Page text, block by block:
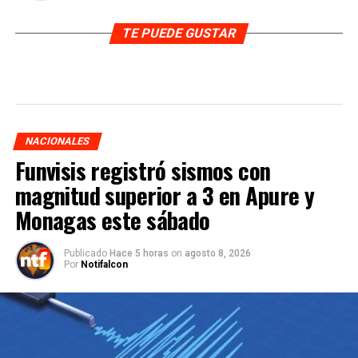
TE PUEDE GUSTAR
NACIONALES
Funvisis registró sismos con
magnitud superior a 3 en Apure y
Monagas este sábado
Publicado Hace 5 horas on agosto 8, 2026
Por Notifalcon